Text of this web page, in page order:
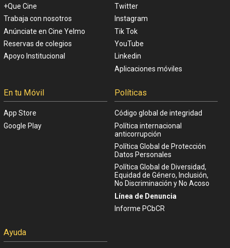
+Que Cine
Trabaja con nosotros
Anúnciate en Cine Yelmo
Reservas de colegios
Apoyo Institucional
Twitter
Instagram
Tik Tok
YouTube
Linkedin
Aplicaciones móviles
En tu Móvil
App Store
Google Play
Políticas
Código global de integridad
Política internacional
anticorrupción
Política Global de Protección
Datos Personales
Política Global de Diversidad,
Equidad de Género, Inclusión,
No Discriminación y No Acoso
Línea de Denuncia
Informe PCbCR
Ayuda